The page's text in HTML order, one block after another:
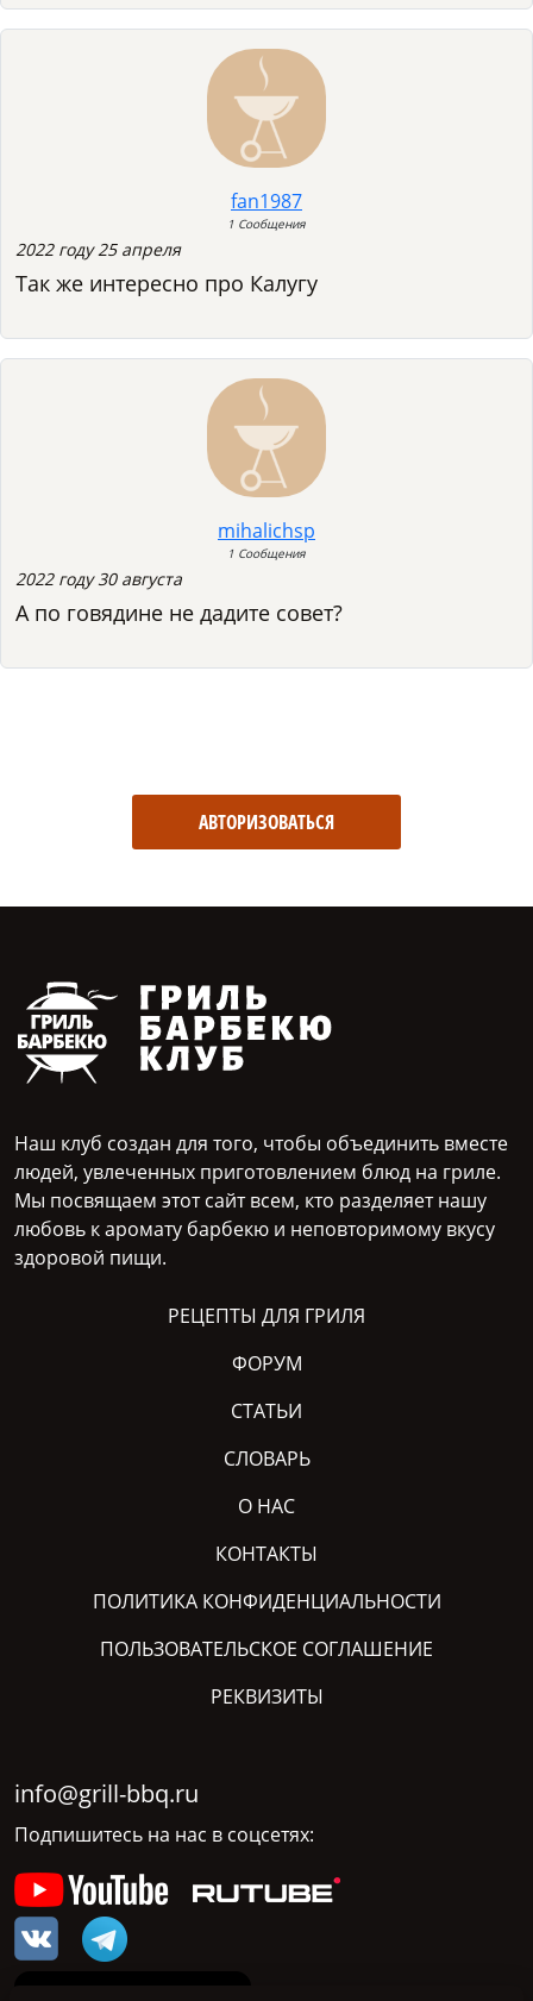
fan1987
1 Сообщения
2022 году 25 апреля
Так же интересно про Калугу
mihalichsp
1 Сообщения
2022 году 30 августа
А по говядине не дадите совет?
АВТОРИЗОВАТЬСЯ
Наш клуб создан для того, чтобы объединить вместе
людей, увлеченных приготовлением блюд на гриле.
Мы посвящаем этот сайт всем, кто разделяет нашу
любовь к аромату барбекю и неповторимому вкусу
здоровой пищи.
РЕЦЕПТЫ ДЛЯ ГРИЛЯ
ФОРУМ
СТАТЬИ
СЛОВАРЬ
О НАС
КОНТАКТЫ
ПОЛИТИКА КОНФИДЕНЦИАЛЬНОСТИ
ПОЛЬЗОВАТЕЛЬСКОЕ СОГЛАШЕНИЕ
РЕКВИЗИТЫ
info@grill-bbq.ru
Подпишитесь на нас в соцсетях: